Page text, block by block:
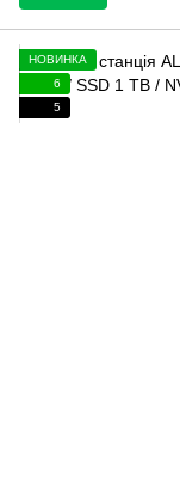
НОВИНКА
6
5